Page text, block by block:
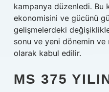
kampanya düzenledi. Bu
ekonomisini ve gücünü
gelişmelerdeki
sonu ve yeni dönemin ve
olarak kabul edilir.
MS 375